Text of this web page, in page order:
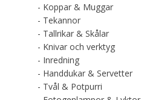
Koppar & Muggar
Tekannor
Tallrikar & Skålar
Knivar och verktyg
Inredning
Handdukar & Servetter
Tvål & Potpurri